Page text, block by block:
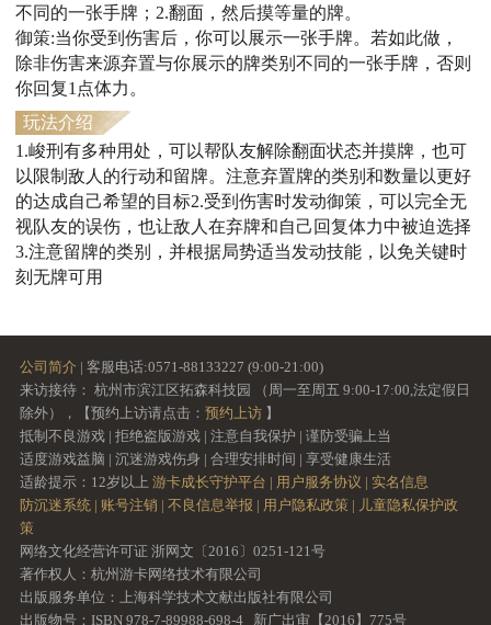
不同的一张手牌；2.翻面，然后摸等量的牌。
御策:当你受到伤害后，你可以展示一张手牌。若如此做，
除非伤害来源弃置与你展示的牌类别不同的一张手牌，否则
你回复1点体力。
玩法介绍
1.峻刑有多种用处，可以帮队友解除翻面状态并摸牌，也可
以限制敌人的行动和留牌。注意弃置牌的类别和数量以更好
的达成自己希望的目标2.受到伤害时发动御策，可以完全无
视队友的误伤，也让敌人在弃牌和自己回复体力中被迫选择
3.注意留牌的类别，并根据局势适当发动技能，以免关键时
刻无牌可用
公司简介 | 客服电话:0571-88133227 (9:00-21:00)
来访接待： 杭州市滨江区拓森科技园 （周一至周五 9:00-17:00,法定假日
除外），【预约上访请点击： 预约上访】
抵制不良游戏 | 拒绝盗版游戏 | 注意自我保护 | 谨防受骗上当
适度游戏益脑 | 沉迷游戏伤身 | 合理安排时间 | 享受健康生活
适龄提示：12岁以上 游卡成长守护平台 | 用户服务协议 | 实名信息
防沉迷系统 | 账号注销 | 不良信息举报 | 用户隐私政策 | 儿童隐私保护政
策
网络文化经营许可证 浙网文〔2016〕0251-121号
著作权人：杭州游卡网络技术有限公司
出版服务单位：上海科学技术文献出版社有限公司
出版物号：ISBN 978-7-89988-698-4 新广出审【2016】775号